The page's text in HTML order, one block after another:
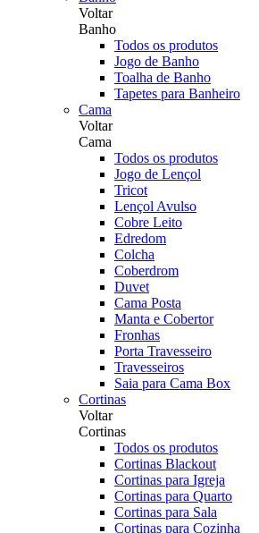
Voltar
Banho
Todos os produtos
Jogo de Banho
Toalha de Banho
Tapetes para Banheiro
Cama
Voltar
Cama
Todos os produtos
Jogo de Lençol
Tricot
Lençol Avulso
Cobre Leito
Edredom
Colcha
Coberdrom
Duvet
Cama Posta
Manta e Cobertor
Fronhas
Porta Travesseiro
Travesseiros
Saia para Cama Box
Cortinas
Voltar
Cortinas
Todos os produtos
Cortinas Blackout
Cortinas para Igreja
Cortinas para Quarto
Cortinas para Sala
Cortinas para Cozinha